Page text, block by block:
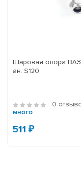
Шаровая опора ВАЗ
ан. S120
0
много
511 ₽